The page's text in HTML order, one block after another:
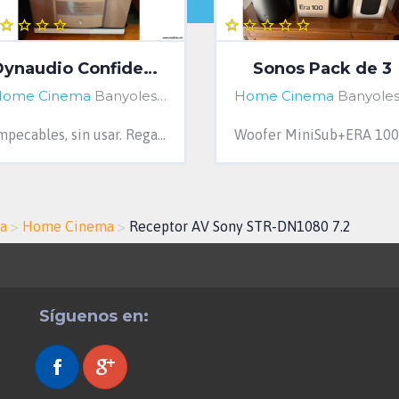
Dynaudio Confidence 5+2 etapas Vincent SP991 Plus
Cinema Banyoles, Girona, Spain
Impecables, sin usar. Regalo cables de cajas Cardas (ver fotos). Oportunidad. Entrega en mano.
Sonos Pack de 3
Home Cinema Banyoles, Catalonia, Spain
> Home Cinema > Receptor AV Sony STR-DN1080 7.2
Síguenos en: